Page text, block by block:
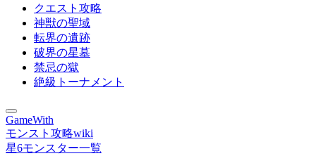
クエスト攻略
神獣の聖域
転界の遺跡
破界の星墓
禁忌の獄
絶級トーナメント
GameWith
モンスト攻略wiki
星6モンスター一覧